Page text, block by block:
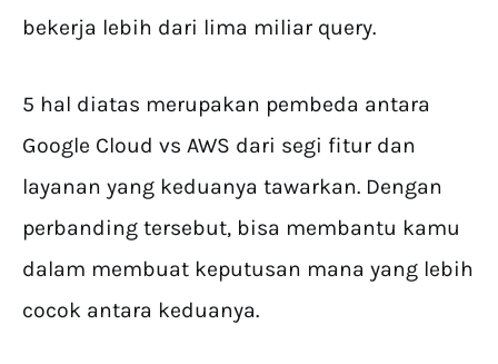
bekerja lebih dari lima miliar query.
5 hal diatas merupakan pembeda antara
Google Cloud vs AWS dari segi fitur dan
layanan yang keduanya tawarkan. Dengan
perbanding tersebut, bisa membantu kamu
dalam membuat keputusan mana yang lebih
cocok antara keduanya.